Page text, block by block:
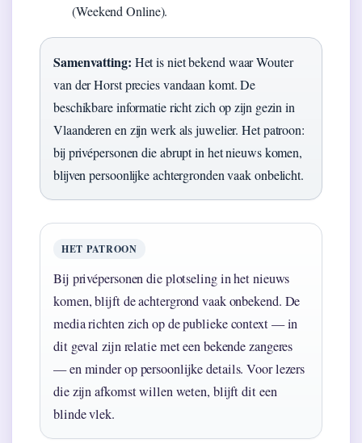
(Weekend Online).
Samenvatting: Het is niet bekend waar Wouter
van der Horst precies vandaan komt. De
beschikbare informatie richt zich op zijn gezin in
Vlaanderen en zijn werk als juwelier. Het patroon:
bij privépersonen die abrupt in het nieuws komen,
blijven persoonlijke achtergronden vaak onbelicht.
HET PATROON
Bij privépersonen die plotseling in het nieuws
komen, blijft de achtergrond vaak onbekend. De
media richten zich op de publieke context — in
dit geval zijn relatie met een bekende zangeres
— en minder op persoonlijke details. Voor lezers
die zijn afkomst willen weten, blijft dit een
blinde vlek.